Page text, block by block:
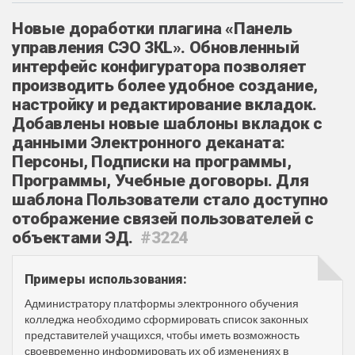
Новые доработки плагина «Панель
управления СЭО 3КL». Обновленный
интерфейс конфигуратора позволяет
производить более удобное создание,
настройку и редактирование вкладок.
Добавлены новые шаблоны вкладок с
данными Электронного деканата:
Персоны, Подписки на программы,
Программы, Учебные договоры. Для
шаблона Пользователи стало доступно
отображение связей пользователей с
объектами ЭД. #3224
Примеры использования:
Администратору платформы электронного обучения
колледжа необходимо сформировать список законных
представителей учащихся, чтобы иметь возможность
своевременно информировать их об изменениях в